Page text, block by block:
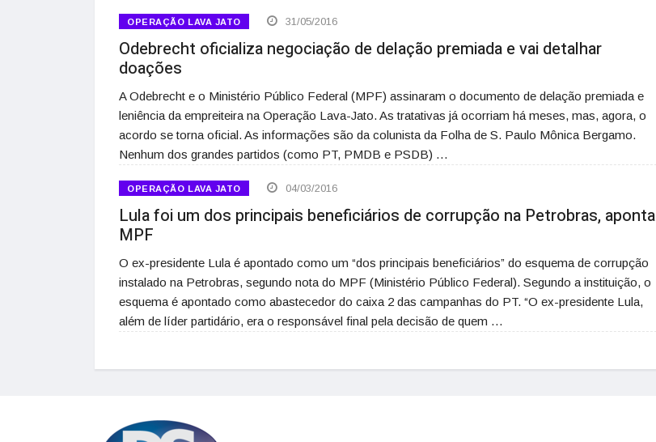
OPERAÇÃO LAVA JATO 31/05/2016
Odebrecht oficializa negociação de delação premiada e vai detalhar
doações
A Odebrecht e o Ministério Público Federal (MPF) assinaram o documento de delação premiada e
leniência da empreiteira na Operação Lava-Jato. As tratativas já ocorriam há meses, mas, agora, o
acordo se torna oficial. As informações são da colunista da Folha de S. Paulo Mônica Bergamo.
Nenhum dos grandes partidos (como PT, PMDB e PSDB) …
OPERAÇÃO LAVA JATO 04/03/2016
Lula foi um dos principais beneficiários de corrupção na Petrobras, aponta
MPF
O ex-presidente Lula é apontado como um “dos principais beneficiários” do esquema de corrupção
instalado na Petrobras, segundo nota do MPF (Ministério Público Federal). Segundo a instituição, o
esquema é apontado como abastecedor do caixa 2 das campanhas do PT. “O ex-presidente Lula,
além de líder partidário, era o responsável final pela decisão de quem …